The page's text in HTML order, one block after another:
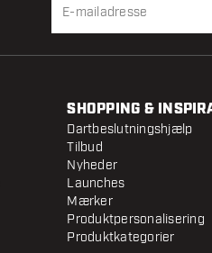
SHOPPING &
Dartbeslutningshjælp
Tilbud
Nyheder
Launches
Mærker
Produktpersonalisering
Produktkategorier